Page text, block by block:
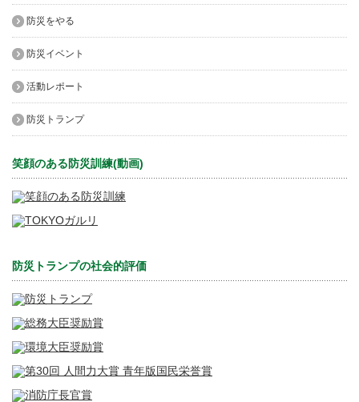
防災をやる
防災イベント
活動レポート
防災トランプ
笑顔のある防災訓練(動画)
防災トランプの社会的評価